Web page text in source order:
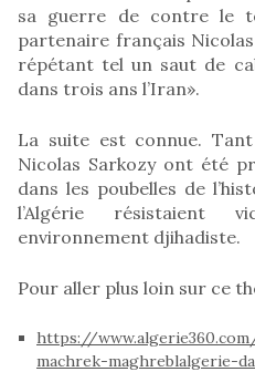
sa guerre de contre le
partenaire français
répétant tel un saut de
dans trois ans l’Iran».
La suite est connue.
Nicolas Sarkozy ont été
dans les poubelles de
l’Algérie résistaient
environnement djihadiste.
Pour aller plus loin sur ce
https://
machrek-maghreblalgerie-